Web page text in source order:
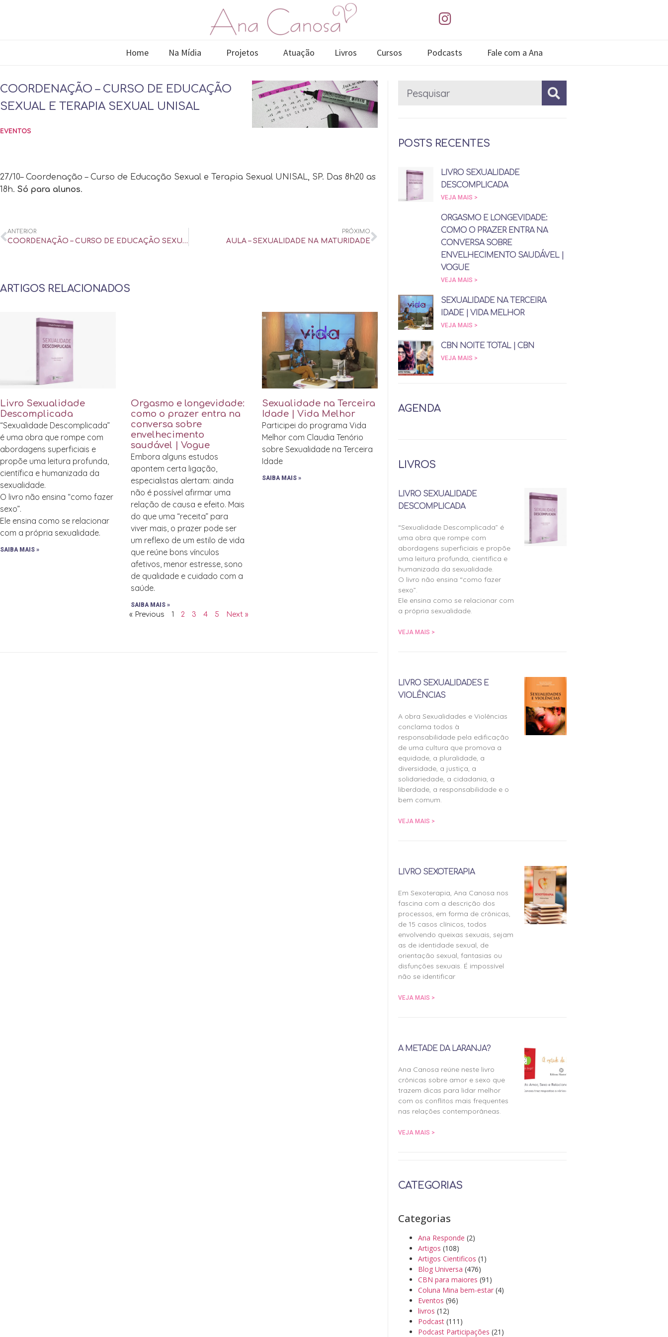
Home Na Mídia Projetos Atuação Livros Cursos Podcasts Fale com a Ana
COORDENAÇÃO – CURSO DE EDUCAÇÃO
SEXUAL E TERAPIA SEXUAL UNISAL
EVENTOS
27/10– Coordenação – Curso de Educação Sexual e Terapia Sexual UNISAL, SP. Das 8h20 as
18h. Só para alunos.
ANTERIOR
COORDENAÇÃO – CURSO DE EDUCAÇÃO SEXUAL E TERAPIA SEXUAL UNISAL
PRÓXIMO
AULA – SEXUALIDADE NA MATURIDADE
ARTIGOS RELACIONADOS
Livro Sexualidade
Descomplicada
“Sexualidade Descomplicada”
é uma obra que rompe com
abordagens superficiais e
propõe uma leitura profunda,
científica e humanizada da
sexualidade.
O livro não ensina “como fazer
sexo”.
Ele ensina como se relacionar
com a própria sexualidade.
SAIBA MAIS »
Orgasmo e longevidade:
como o prazer entra na
conversa sobre
envelhecimento
saudável | Vogue
Embora alguns estudos
apontem certa ligação,
especialistas alertam: ainda
não é possível afirmar uma
relação de causa e efeito. Mais
do que uma “receita” para
viver mais, o prazer pode ser
um reflexo de um estilo de vida
que reúne bons vínculos
afetivos, menor estresse, sono
de qualidade e cuidado com a
saúde.
SAIBA MAIS »
Sexualidade na Terceira
Idade | Vida Melhor
Participei do programa Vida
Melhor com Claudia Tenório
sobre Sexualidade na Terceira
Idade
SAIBA MAIS »
« Previous 1 2 3 4 5 Next »
POSTS RECENTES
LIVRO SEXUALIDADE
DESCOMPLICADA
VEJA MAIS >
ORGASMO E LONGEVIDADE:
COMO O PRAZER ENTRA NA
CONVERSA SOBRE
ENVELHECIMENTO SAUDÁVEL |
VOGUE
VEJA MAIS >
SEXUALIDADE NA TERCEIRA
IDADE | VIDA MELHOR
VEJA MAIS >
CBN NOITE TOTAL | CBN
VEJA MAIS >
AGENDA
LIVROS
LIVRO SEXUALIDADE
DESCOMPLICADA
“Sexualidade Descomplicada” é
uma obra que rompe com
abordagens superficiais e propõe
uma leitura profunda, científica e
humanizada da sexualidade.
O livro não ensina “como fazer
sexo”.
Ele ensina como se relacionar com
a própria sexualidade.
VEJA MAIS >
LIVRO SEXUALIDADES E
VIOLÊNCIAS
A obra Sexualidades e Violências
conclama todos à
responsabilidade pela edificação
de uma cultura que promova a
equidade, a pluralidade, a
diversidade, a justiça, a
solidariedade, a cidadania, a
liberdade, a responsabilidade e o
bem comum.
VEJA MAIS >
LIVRO SEXOTERAPIA
Em Sexoterapia, Ana Canosa nos
fascina com a descrição dos
processos, em forma de crônicas,
de 15 casos clínicos, todos
envolvendo queixas sexuais, sejam
as de identidade sexual, de
orientação sexual, fantasias ou
disfunções sexuais. É impossível
não se identificar
VEJA MAIS >
A METADE DA LARANJA?
Ana Canosa reúne neste livro
crônicas sobre amor e sexo que
trazem dicas para lidar melhor
com os conflitos mais frequentes
nas relações contemporâneas.
VEJA MAIS >
CATEGORIAS
Categorias
Ana Responde (2)
Artigos (108)
Artigos Cientificos (1)
Blog Universa (476)
CBN para maiores (91)
Coluna Mina bem-estar(4)
Eventos (96)
livros (12)
Podcast(111)
Podcast Participações (21)